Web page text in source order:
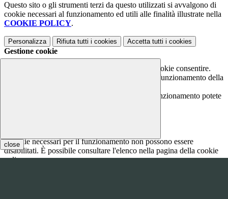
close
Questo sito o gli strumenti terzi da questo utilizzati si avvalgono di
cookie necessari al funzionamento ed utili alle finalità illustrate nella
COOKIE POLICY.
Personalizza Rifiuta tutti i cookies Accetta tutti i cookies
Gestione cookie
In questa schermata è possibile scegliere quali cookie consentire.
I cookie necessari sono quelli che consentono il funzionamento della
Per conoscere quali sono i cookie necessari al funzionamento potete
I cookie necessari per il funzionamento non possono essere
disabilitati. È possibile consultare l'elenco nella pagina della cookie
policy.